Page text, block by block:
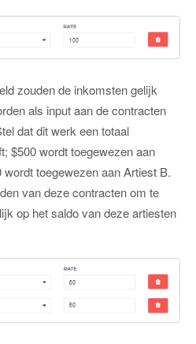
zouden de inkomsten gelijk
als input aan de contracten
dat dit werk een totaal
$500 wordt toegewezen aan
toegewezen aan Artiest B.
van deze contracten om te
op het saldo van deze artiesten